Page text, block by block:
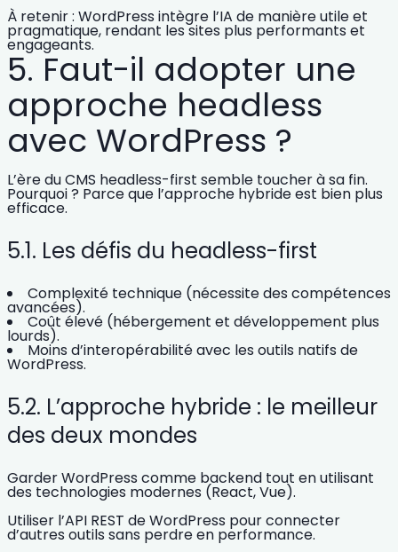
À retenir : WordPress intègre l’IA de manièreutile et
pragmatique, rendant les sites plus performants et
engageants.
5. Faut-il adopter une
approche headless
avec WordPress ?
L’ère duCMS headless-first semble toucher à sa fin.
Pourquoi ? Parce que l’approche hybrideest bien plus
efficace.
5.1. Les défis du headless-first
Complexité technique (nécessite des compétences
avancées).
Coût élevé (hébergement et développement plus
lourds).
Moins d’interopérabilitéavec les outils natifs de
WordPress.
5.2. L’approche hybride : le meilleur
des deux mondes
Garder WordPress comme backend tout en utilisant
des technologies modernes (React, Vue).
Utiliser l’API REST de WordPress pour connecter
d’autres outils sans perdre en performance.